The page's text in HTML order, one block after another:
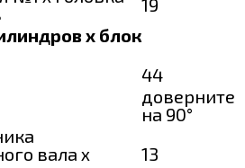
х блок
44
доверните
на 90°
вала х
13